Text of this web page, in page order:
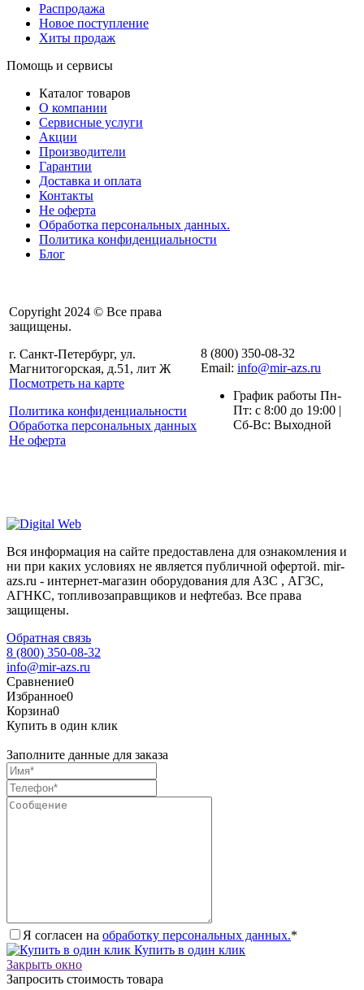
Распродажа
Новое поступление
Хиты продаж
Помощь и сервисы
Каталог товаров
О компании
Сервисные услуги
Акции
Производители
Гарантии
Доставка и оплата
Контакты
Не оферта
Обработка персональных данных.
Политика конфиденциальности
Блог
Copyright 2024 © Все права
защищены.
г. Санкт-Петербург, ул.
Магнитогорская, д.51, лит Ж
Посмотреть на карте
Политика конфиденциальности
Обработка персональных данных
Не оферта
8 (800) 350-08-32
Email: info@mir-azs.ru
График работы Пн-
Пт: с 8:00 до 19:00 |
Сб-Вс: Выходной
Вся информация на сайте предоставлена для ознакомления и
ни при каких условиях не является публичной офертой. mir-
azs.ru - интернет-магазин оборудования для АЗС , АГЗС,
АГНКС, топливозаправщиков и нефтебаз. Все права
защищены.
Обратная связь
8 (800) 350-08-32
info@mir-azs.ru
Сравнение0
Избранное0
Корзина0
Купить в один клик
Заполните данные для заказа
Я согласен на обработку персональных данных.*
Купить в один клик
Закрыть окно
Запросить стоимость товара